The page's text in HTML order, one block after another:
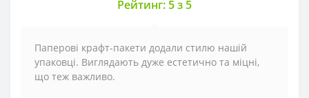
Рейтинг: 5 з 5
Паперові крафт-пакети додали стилю нашій
упаковці. Виглядають дуже естетично та міцні,
що теж важливо.